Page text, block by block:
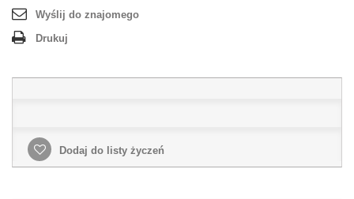
Wyślij do znajomego
Drukuj
Dodaj do listy życzeń